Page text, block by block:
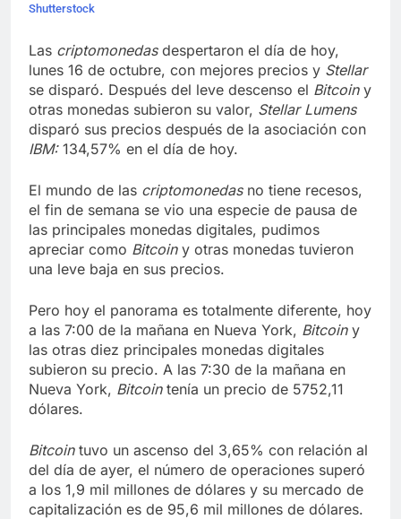
Shutterstock
Las criptomonedasdespertaron el día de hoy,
lunes 16 de octubre, con mejores precios y Stellar
se disparó. Después del leve descenso el Bitcoiny
otras monedas subieron su valor, Stellar Lumens
disparó sus precios después de la asociación con
IBM:134,57% en el día de hoy.
El mundo de las criptomonedasno tiene recesos,
el fin de semana se vio una especie de pausa de
las principales monedas digitales, pudimos
apreciar como Bitcoiny otras monedas tuvieron
una leve baja en sus precios.
Pero hoy el panorama es totalmente diferente, hoy
a las 7:00 de la mañana en Nueva York, Bitcoiny
las otras diez principales monedas digitales
subieron su precio. A las 7:30 de la mañana en
Nueva York, Bitcointenía un precio de 5752,11
dólares.
Bitcointuvo un ascenso del 3,65% con relación al
del día de ayer, el número de operaciones superó
a los 1,9 mil millones de dólares y su mercado de
capitalización es de 95,6 mil millones de dólares.